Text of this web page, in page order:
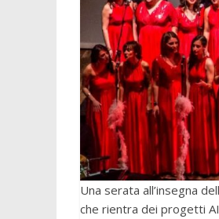
Una serata all’insegna
che rientra dei progetti